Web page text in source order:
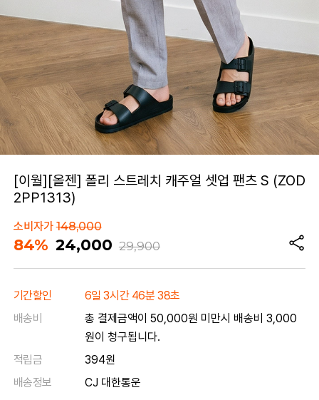
[이월][올젠] 폴리 스트레치 캐주얼 셋업 팬츠 S (ZOD
2PP1313)
소비자가148,000
84% 24,000 29,900
기간할인
6일 3시간 46분 38초
배송비
총 결제금액이 50,000원 미만시 배송비 3,000
원이 청구됩니다.
적립금
394원
배송정보
CJ 대한통운